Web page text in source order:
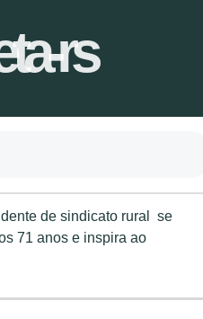
rs
de sindicato rural se
71 anos e inspira ao